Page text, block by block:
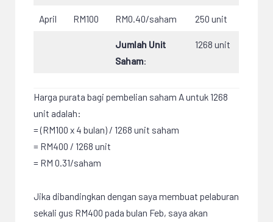
April RM100 RM0.40/saham 250 unit
Jumlah Unit
Saham:
1268 unit
Harga purata bagi pembelian saham A untuk 1268
unit adalah:
= (RM100 x 4 bulan) / 1268 unit saham
= RM400 / 1268 unit
= RM 0.31/saham
Jika dibandingkan dengan saya membuat pelaburan
sekali gus RM400 pada bulan Feb, saya akan